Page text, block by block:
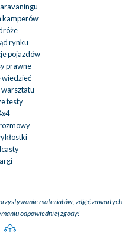
kamperów
rynku
pojazdów
prawne
wiedzieć
warsztatu
testy
materiałów, zdjęć zawartych
odpowiedniej zgody!